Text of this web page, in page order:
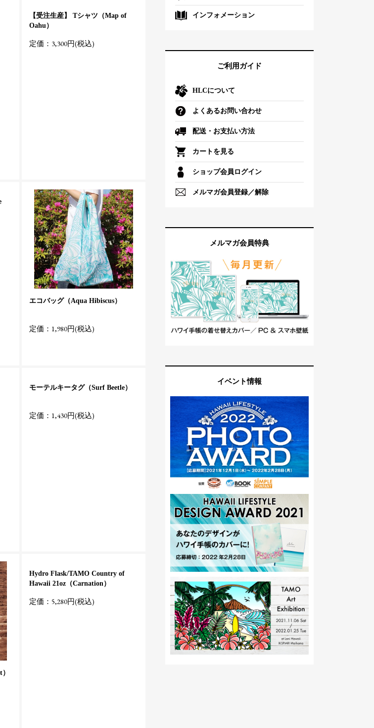
【受注生産】 Tシャツ（Map of
Oahu）
定価：3,300円(税込)
エコバッグ（Aqua Hibiscus）
定価：1,980円(税込)
モーテルキータグ（Surf Beetle）
定価：1,430円(税込)
Hydro Flask/TAMO Country of
Hawaii 21oz（Carnation）
定価：5,280円(税込)
インフォメーション
ご利用ガイド
HLCについて
よくあるお問い合わせ
配送・お支払い方法
カートを見る
ショップ会員ログイン
メルマガ会員登録／解除
メルマガ会員特典
イベント情報